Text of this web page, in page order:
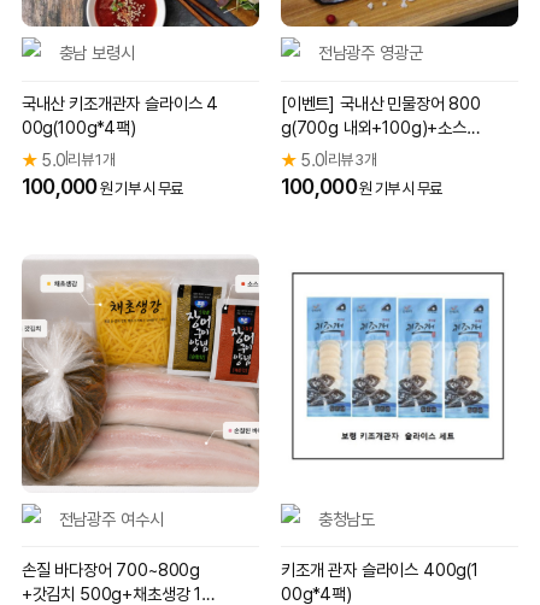
충남 보령시
국내산 키조개관자 슬라이스 4
00g(100g*4팩)
★5.0 리뷰 1개
100,000원 기부 시 무료
전남광주 영광군
[이벤트] 국내산 민물장어 800
g(700g 내외+100g)+소스 2
종+생강 35g
★ 5.0 리뷰 3개
100,000원 기부 시 무료
전남광주 여수시
손질 바다장어 700~800g
+갓김치 500g+채초생강 100
충청남도
키조개 관자 슬라이스 400g(1
00g*4팩)